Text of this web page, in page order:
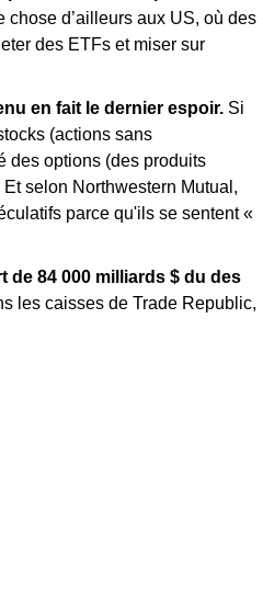
chose d’ailleurs aux US, où des
des ETFs et miser sur
en fait le dernier espoir. Si
(actions sans
des options (des produits
selon Northwestern Mutual,
parce qu'ils se sentent «
de 84 000 milliards $ du des
les caisses de Trade Republic,